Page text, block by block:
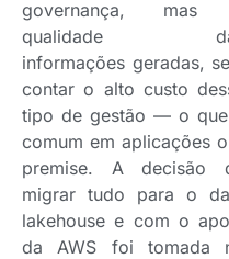
governança, mas
qualidade
informações geradas,
contar o alto custo
tipo de gestão — o
comum em aplicações
premise. A decisão
migrar tudo para o
lakehouse e com o
da AWS foi tomada